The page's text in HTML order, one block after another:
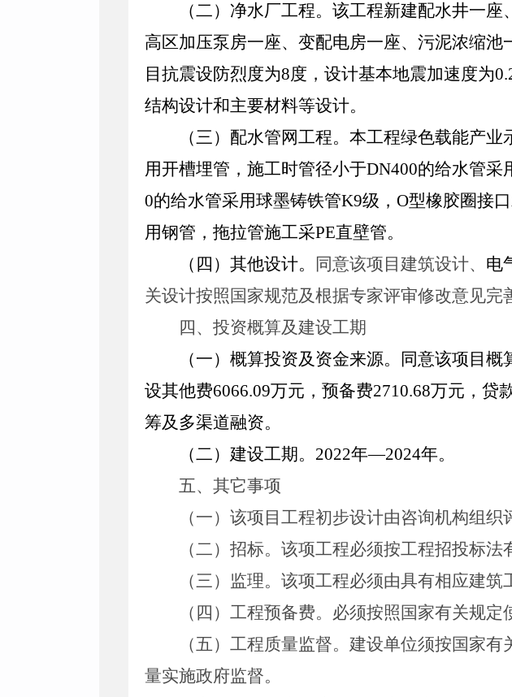
（二）净水厂工程。该工程新建配水井一座
高区加压泵房一座、变配电房一座、污泥浓缩
目抗震设防烈度为8度，设计基本地震加速度为
结构设计和主要材料等设计。
（三）配水管网工程。本工程绿色载能产业
用开槽埋管，施工时管径小于DN400的给水管采
0的给水管采用球墨铸铁管K9级， O型橡胶圈接
用钢管，拖拉管施工采PE直壁管。
（四）其他设计。
同意该项目建筑设计、 电
关设计按照国家规范及根据专家评审修改意见完
四、投资概算及建设工期
（一）概算投资及资金来源。 同意该项目概
设其他费6066.09万元，预备费2710.68万元，贷
筹及多渠道融资。
（二）建设工期。 2022年—2024年。
五、其它事项
（一）该项目工程初步设计由咨询机构组
（二）招标。该项工程必须按工程招投标法
（三）监理。该项工程必须由具有相应建筑
（ 四 ）工程预备费。 必须按照国家有关规定
（五）工程质量监督。建设单位须按国家有
量实施政府监督。